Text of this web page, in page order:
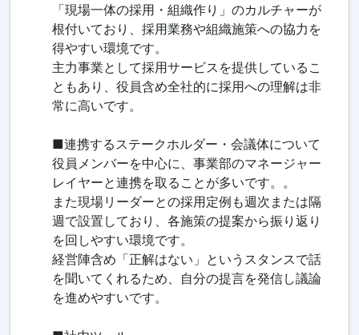
「現場一体の採用・組織作り」のカルチャーが
根付いており、採用業務や組織施策への協力を
得やすい環境です。
主力事業として採用サービスを提供しているこ
ともあり、役員含め全社的に採用への理解は非
常に高いです。
■連携するステークホルダー・会議体について
役員メンバーを中心に、事業部のマネージャー
レイヤーと連携を取ることが多いです。。
また現場リーダーとの採用定例も週次または隔
週で設置しており、各施策の提案から振り返り
を回しやすい環境です。
経営陣含め「正解はない」というスタンスで話
を聞いてくれるため、自分の提言を発信し議論
を進めやすいです。